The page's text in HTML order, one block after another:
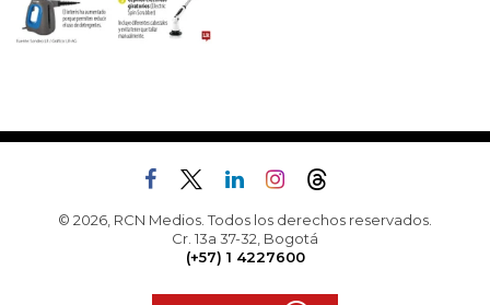
© 2026, RCN Medios. Todos los derechos reservados.
Cr. 13a 37-32, Bogotá
(+57) 1 4227600